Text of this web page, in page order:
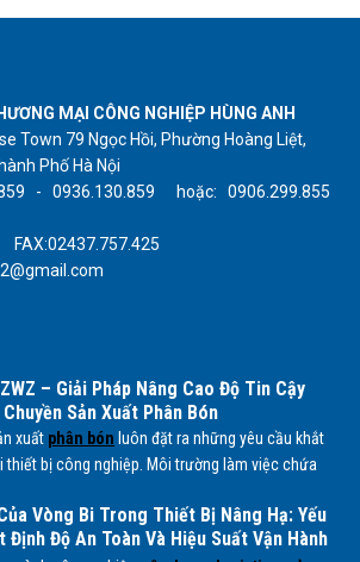
MẠI CÔNG NGHIỆP HÙNG ANH
Town 79 Ngọc Hồi, Phường Hoàng Liệt,
Phố Hà Nội
- 0936.130.859 hoặc: 0906.299.855
– Giải Pháp Nâng Cao Độ Tin Cậy
Chuyền Sản Xuất Phân Bón
xuất phân bón luôn đặt ra những yêu cầu khắt
thiết bị công nghiệp. Môi trường làm việc chứa
xuấtNPK, lân, đạm
... có thể ảnh hưởng trực
thọ của các bộ phận cơ khí, đặc biệt làvòng
Vòng Bi Trong Thiết Bị Nâng Hạ: Yếu
Định Độ An Toàn Và Hiệu Suất Vận Hành